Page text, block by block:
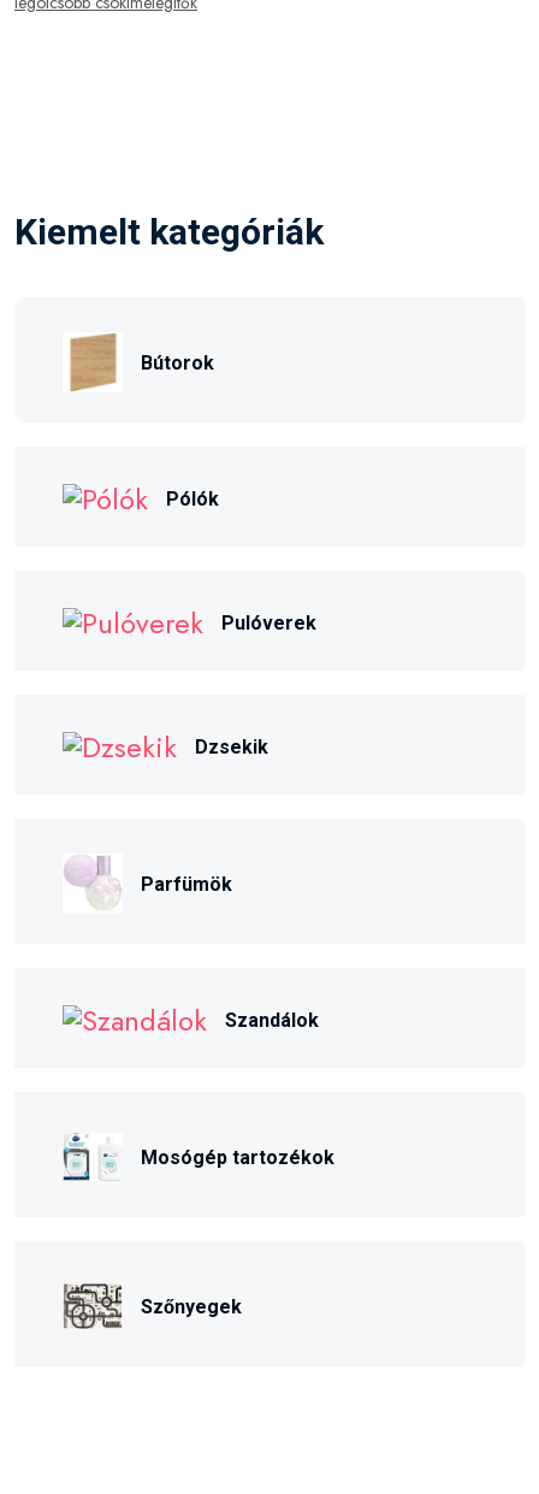
Kiemelt kategóriák
Bútorok
Pólók
Pulóverek
Dzsekik
Parfümök
Szandálok
Mosógép tartozékok
Szőnyegek